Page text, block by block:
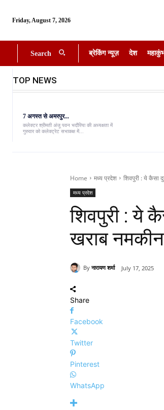
Friday, August 7, 2026
Search ब्रेकिंग न्यूज़ देश
TOP NEWS
7 अगस्त से अमरपुर...
कलेक्टर श्रीमती अंजू पवन भदौरिया की अध्यक्षता में
गुरुवार को कलेक्ट्रेट सभाकक्ष में...
Home मध्य प्रदेश शिवपुरी : ये कैसा
मध्य प्रदेश
शिवपुरी : ये
खराब
By नारायण शर्मा July 17, 2025
Share
Facebook
Twitter
Pinterest
WhatsApp